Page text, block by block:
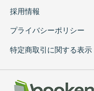
採用情報
プライバシーポリシー
特定商取引に関する表示